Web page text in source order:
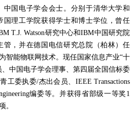
中国电子学会会士。分别于清华大学和
国理工学院获得学士和博士学位，曾任
T.J. Watson研究中心和IBM中国研究院
管，并在德国电信研究总院（柏林）任
智能物联网技术。现任国家信息产业“十
中国电子学会理事、第四届全国信标委
青工委执委/杰出会员、 IEEE Transactions
编委等。并获得省部级一等奖 1
。